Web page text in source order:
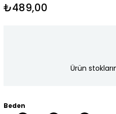
₺489,00
Ürün
Beden